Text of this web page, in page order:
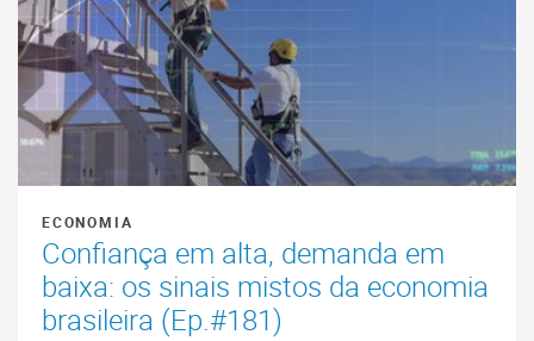
ECONOMIA
Confiança em alta, demanda em
baixa: os sinais mistos da economia
brasileira (Ep.#181)